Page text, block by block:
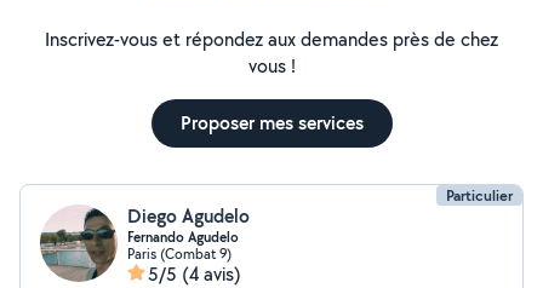
Inscrivez-vous et répondez aux demandes près de chez
vous !
Proposer mes services
Particulier
Diego Agudelo
Fernando Agudelo
Paris (Combat 9)
5/5 (4 avis)